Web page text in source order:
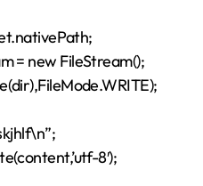
= new FileStream();
8′);